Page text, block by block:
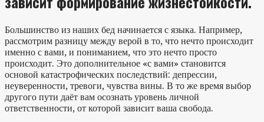
Большинство из наших бед начинается с языка. Например,
рассмотрим разницу между верой в то, что нечто происходит
именно с вами, и пониманием, что это нечто просто
происходит. Это дополнительное «с вами» становится
основой катастрофических последствий: депрессии,
неуверенности, тревоги, чувства вины. В то же время выбор
другого пути даёт вам осознать уровень личной
ответственности, от которой зависит ваша свобода.